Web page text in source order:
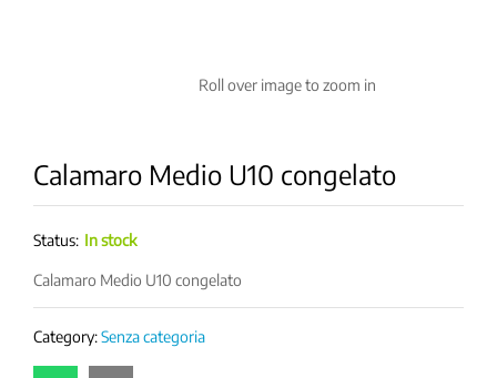
Roll over image to zoom in
Calamaro Medio U10 congelato
Status: In stock
Calamaro Medio U10 congelato
Category:Senza categoria